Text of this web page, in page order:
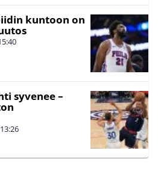
kuntoon on
syvenee –
13:26